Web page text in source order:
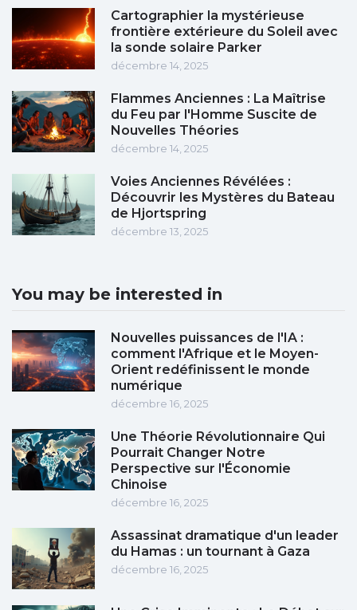
Cartographier la mystérieuse
frontière extérieure du Soleil avec
la sonde solaire Parker
décembre 14, 2025
Flammes Anciennes : La Maîtrise
du Feu par l'Homme Suscite de
Nouvelles Théories
décembre 14, 2025
Voies Anciennes Révélées :
Découvrir les Mystères du Bateau
de Hjortspring
décembre 13, 2025
You may be interested in
Nouvelles puissances de l'IA :
comment l'Afrique et le Moyen-
Orient redéfinissent le monde
numérique
décembre 16, 2025
Une Théorie Révolutionnaire Qui
Pourrait Changer Notre
Perspective sur l'Économie
Chinoise
décembre 16, 2025
Assassinat dramatique d'un leader
du Hamas : un tournant à Gaza
décembre 16, 2025